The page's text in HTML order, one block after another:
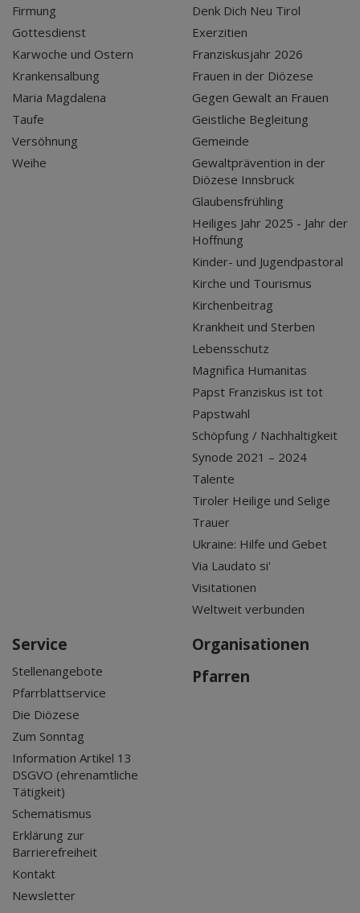
Firmung
Gottesdienst
Karwoche und Ostern
Krankensalbung
Maria Magdalena
Taufe
Versöhnung
Weihe
Denk Dich Neu Tirol
Exerzitien
Franziskusjahr 2026
Frauen in der Diözese
Gegen Gewalt an Frauen
Geistliche Begleitung
Gemeinde
Gewaltprävention in der
Diözese Innsbruck
Glaubensfrühling
Heiliges Jahr 2025 - Jahr der
Hoffnung
Kinder- und Jugendpastoral
Kirche und Tourismus
Kirchenbeitrag
Krankheit und Sterben
Lebensschutz
Magnifica Humanitas
Papst Franziskus ist tot
Papstwahl
Schöpfung / Nachhaltigkeit
Synode 2021 – 2024
Talente
Tiroler Heilige und Selige
Trauer
Ukraine: Hilfe und Gebet
Via Laudato si'
Visitationen
Weltweit verbunden
Service
Stellenangebote
Pfarrblattservice
Die Diözese
Zum Sonntag
Information Artikel 13
DSGVO (ehrenamtliche
Tätigkeit)
Schematismus
Erklärung zur
Barrierefreiheit
Kontakt
Newsletter
Organisationen
Pfarren